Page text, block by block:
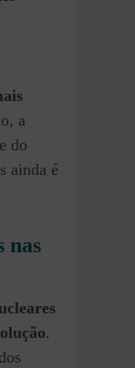
a
do
ainda é
nas
.